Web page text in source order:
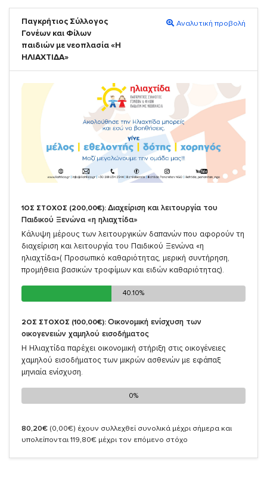
Παγκρήτιος Σύλλογος
Γονέων και Φίλων
παιδιών με νεοπλασία «Η
ΗΛΙΑΧΤΙΔΑ»
Αναλυτική προβολή
1ΟΣ ΣΤΟΧΟΣ (200,00€): Διαχείριση και λειτουργία του
Παιδικού Ξενώνα «η ηλιαχτίδα»
Κάλυψη μέρους των λειτουργικών δαπανών που αφορούν τη
διαχείριση και λειτουργία του Παιδικού Ξενώνα «η
ηλιαχτίδα»( Προσωπικό καθαριότητας, μερική συντήρηση,
προμήθεια βασικών τροφίμων και ειδών καθαριότητας).
40.10%
40.10%
2ΟΣ ΣΤΟΧΟΣ (100,00€): Οικονομική ενίσχυση των
οικογενειών χαμηλού εισοδήματος
Η Ηλιαχτίδα παρέχει οικονομική στήριξη στις οικογένειες
χαμηλού εισοδήματος των μικρών ασθενών με εφάπαξ
μηνιαία ενίσχυση.
0%
0%
80,20€ (0,00€) έχουν συλλεχθεί συνολικά μέχρι σήμερα και
υπολείπονται 119,80€ μέχρι τον επόμενο στόχο